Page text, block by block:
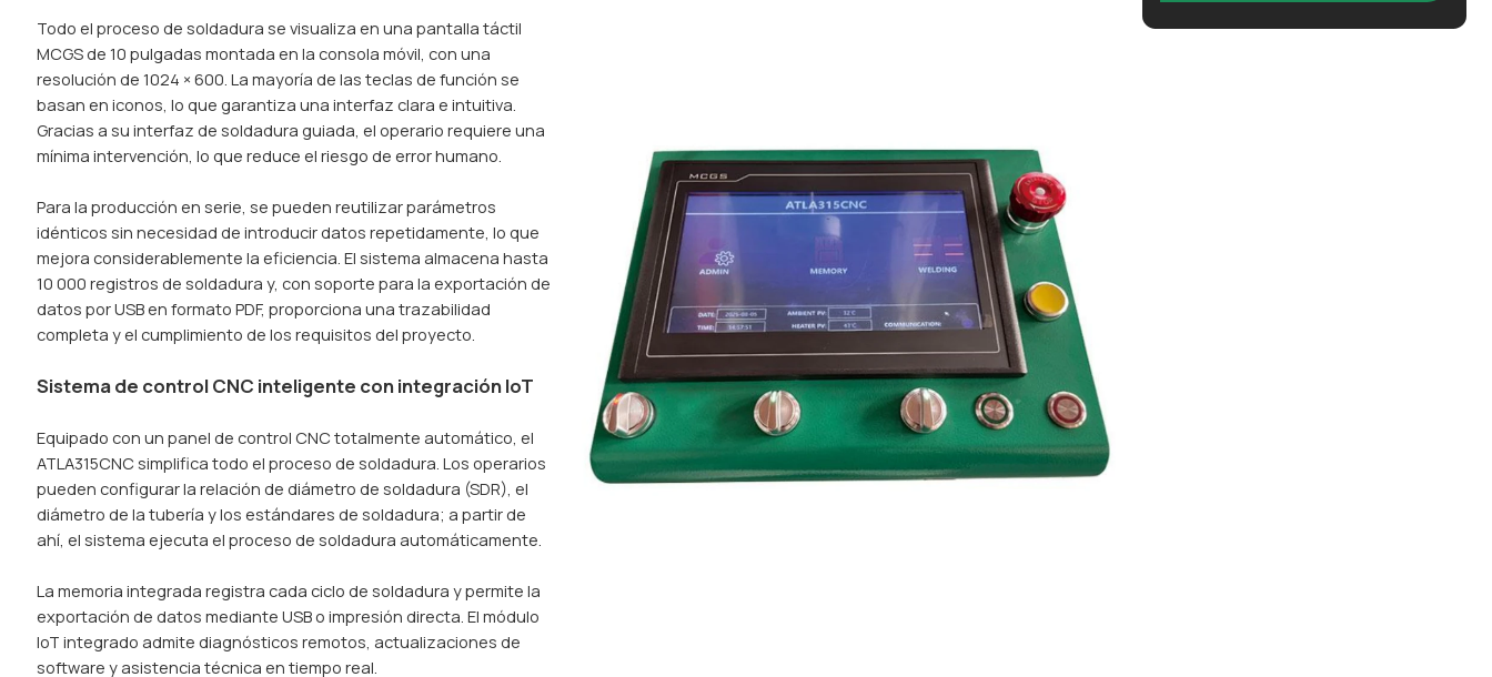
Todo el proceso de soldadura se visualiza en una pantalla táctil
MCGS de 10 pulgadas montada en la consola móvil, con una
resolución de 1024 × 600. La mayoría de las teclas de función se
basan en iconos, lo que garantiza una interfaz clara e intuitiva.
Gracias a su interfaz de soldadura guiada, el operario requiere una
mínima intervención, lo que reduce el riesgo de error humano.
Para la producción en serie, se pueden reutilizar parámetros
idénticos sin necesidad de introducir datos repetidamente, lo que
mejora considerablemente la eficiencia. El sistema almacena hasta
10 000 registros de soldadura y, con soporte para la exportación de
datos por USB en formato PDF, proporciona una trazabilidad
completa y el cumplimiento de los requisitos del proyecto.
Sistema de control CNC inteligente con integración IoT
Equipado con un panel de control CNC totalmente automático, el
ATLA315CNC simplifica todo el proceso de soldadura. Los operarios
pueden configurar la relación de diámetro de soldadura (SDR), el
diámetro de la tubería y los estándares de soldadura; a partir de
ahí, el sistema ejecuta el proceso de soldadura automáticamente.
La memoria integrada registra cada ciclo de soldadura y permite la
exportación de datos mediante USB o impresión directa. El módulo
IoT integrado admite diagnósticos remotos, actualizaciones de
software y asistencia técnica en tiempo real.